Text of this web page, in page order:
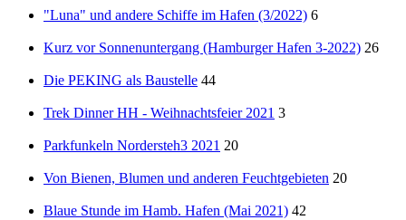
"Luna" und andere Schiffe im Hafen (3/2022) 6
Kurz vor Sonnenuntergang (Hamburger Hafen 3-2022) 26
Die PEKING als Baustelle 44
Trek Dinner HH - Weihnachtsfeier 2021 3
Parkfunkeln Nordersteh3 2021 20
Von Bienen, Blumen und anderen Feuchtgebieten 20
Blaue Stunde im Hamb. Hafen (Mai 2021) 42